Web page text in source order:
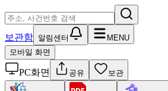
보관함 알림센터
MENU
모바일 화면
PC화면 공유 보관